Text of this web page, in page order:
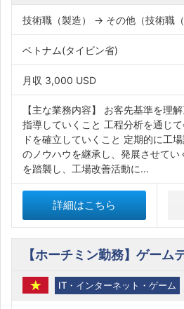
技術職（製造） → その他（技術職（
ベトナム(タイビン省)
月収 3,000 USD
【主な業務内容】 お客先基準を理
指導していくこと 工程分析を通じ
ドを確立していくこと 定期的に工
のノウハウを継承し、発展させてい
を踏襲し、工場改善活動に...
詳細はこちら
【ホーチミン勤務】ゲーム
IT・インターネット・ゲーム